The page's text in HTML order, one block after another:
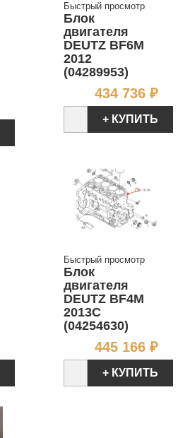
Цена
Быстрый просмотр
Блок
двигателя
DEUTZ BF6M
2012
(04289953)
434 736 ₽
+ КУПИТЬ
Цена
Быстрый просмотр
Блок
двигателя
DEUTZ BF4M
2013C
(04254630)
445 166 ₽
+ КУПИТЬ